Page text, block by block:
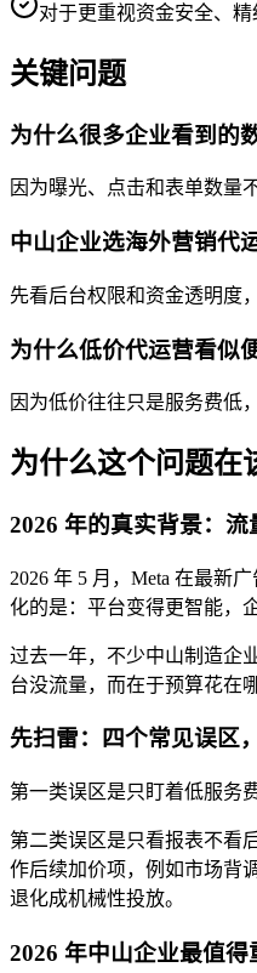
对于更重视资金安全、
关键问题
为什么很多企业看到的
因为曝光、点击和表单数量
中山企业选海外营销代
先看后台权限和资金透明度
为什么低价代运营看似
因为低价往往只是服务费低
为什么这个问题在
2026 年的真实背景：
2026 年 5 月，Meta 在最新
化的是：平台变得更智能，
过去一年，不少中山制造企
台没流量，而在于预算花在
先扫雷：四个常见误区
第一类误区是只盯着低服务
第二类误区是只看报表不看
作后续加价项，例如市场背
退化成机械性投放。
2026 年中山企业最值